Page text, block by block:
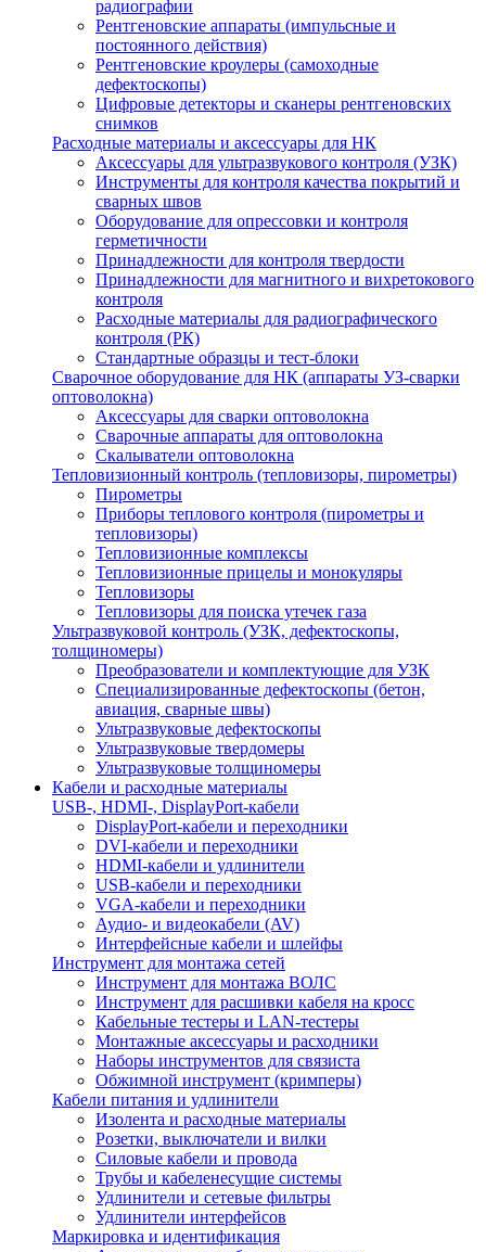
радиографии
Рентгеновские аппараты (импульсные и
постоянного действия)
Рентгеновские кроулеры (самоходные
дефектоскопы)
Цифровые детекторы и сканеры рентгеновских
снимков
Расходные материалы и аксессуары для НК
Аксессуары для ультразвукового контроля (УЗК)
Инструменты для контроля качества покрытий и
сварных швов
Оборудование для опрессовки и контроля
герметичности
Принадлежности для контроля твердости
Принадлежности для магнитного и вихретокового
контроля
Расходные материалы для радиографического
контроля (РК)
Стандартные образцы и тест-блоки
Сварочное оборудование для НК (аппараты УЗ-сварки
оптоволокна)
Аксессуары для сварки оптоволокна
Сварочные аппараты для оптоволокна
Скалыватели оптоволокна
Тепловизионный контроль (тепловизоры, пирометры)
Пирометры
Приборы теплового контроля (пирометры и
тепловизоры)
Тепловизионные комплексы
Тепловизионные прицелы и монокуляры
Тепловизоры
Тепловизоры для поиска утечек газа
Ультразвуковой контроль (УЗК, дефектоскопы,
толщиномеры)
Преобразователи и комплектующие для УЗК
Специализированные дефектоскопы (бетон,
авиация, сварные швы)
Ультразвуковые дефектоскопы
Ультразвуковые твердомеры
Ультразвуковые толщиномеры
Кабели и расходные материалы
USB-, HDMI-, DisplayPort-кабели
DisplayPort-кабели и переходники
DVI-кабели и переходники
HDMI-кабели и удлинители
USB-кабели и переходники
VGA-кабели и переходники
Аудио- и видеокабели (AV)
Интерфейсные кабели и шлейфы
Инструмент для монтажа сетей
Инструмент для монтажа ВОЛС
Инструмент для расшивки кабеля на кросс
Кабельные тестеры и LAN-тестеры
Монтажные аксессуары и расходники
Наборы инструментов для связиста
Обжимной инструмент (кримперы)
Кабели питания и удлинители
Изолента и расходные материалы
Розетки, выключатели и вилки
Силовые кабели и провода
Трубы и кабеленесущие системы
Удлинители и сетевые фильтры
Удлинители интерфейсов
Маркировка и идентификация